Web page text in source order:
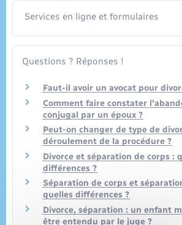
Services en ligne et formulaires
Questions ? Réponses !
Faut-il avoir un avocat pour
Comment faire constater
conjugal par un époux ?
Peut-on changer de type de
déroulement de la procédure ?
Divorce et séparation de corps :
différences ?
Séparation de corps et
quelles différences ?
Divorce, séparation : un enfant
être entendu par le juge ?